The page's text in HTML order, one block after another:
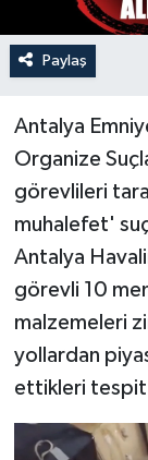
Paylaş
Antalya
Organize
görevlileri
muhalefet'
Antalya
görevli 10
malzemeleri
yollardan
ettikleri
Siyaset
Spor